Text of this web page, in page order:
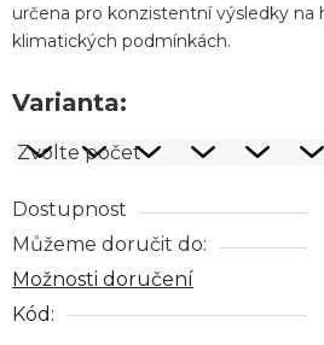
určena pro konzistentní výsledky na
klimatických podmínkách.
Varianta:
Dostupnost
Můžeme doručit do:
Možnosti doručení
Kód: